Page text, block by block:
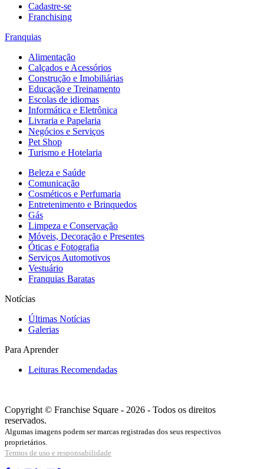
Cadastre-se
Franchising
Franquias
Alimentação
Calçados e Acessórios
Construção e Imobiliárias
Educação e Treinamento
Escolas de idiomas
Informática e Eletrônica
Livraria e Papelaria
Negócios e Serviços
Pet Shop
Turismo e Hotelaria
Beleza e Saúde
Comunicação
Cosméticos e Perfumaria
Entretenimento e Brinquedos
Gás
Limpeza e Conservação
Móveis, Decoração e Presentes
Óticas e Fotografia
Serviços Automotivos
Vestuário
Franquias Baratas
Notícias
Últimas Notícias
Galerias
Para Aprender
Leituras Recomendadas
Copyright © Franchise Square - 2026 - Todos os direitos
reservados.
Algumas imagens podem ser marcas registradas dos seus respectivos
proprietários.
Termos de uso e responsabilidade